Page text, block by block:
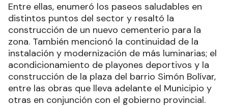
Entre ellas, enumeró los paseos saludables en
distintos puntos del sector y resaltó la
construcción de un nuevo cementerio para la
zona. También mencionó la continuidad de la
instalación y modernización de más luminarias; el
acondicionamiento de playones deportivos y la
construcción de la plaza del barrio Simón Bolívar,
entre las obras que lleva adelante el Municipio y
otras en conjunción con el gobierno provincial.